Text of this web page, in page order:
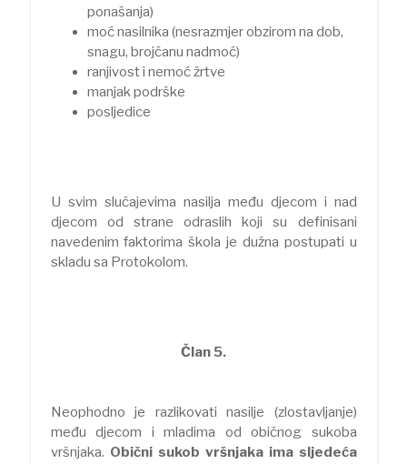
ponašanja)
moć nasilnika (nesrazmjer obzirom na dob,
snagu, brojčanu nadmoć)
ranjivost i nemoć žrtve
manjak podrške
posljedice
U svim slučajevima nasilja među djecom i nad
djecom od strane odraslih koji su definisani
navedenim faktorima škola je dužna postupati u
skladu sa Protokolom.
Član 5.
Neophodno je razlikovati nasilje (zlostavljanje)
među djecom i mladima od običnog sukoba
vršnjaka. Obični sukob vršnjaka ima sljedeća